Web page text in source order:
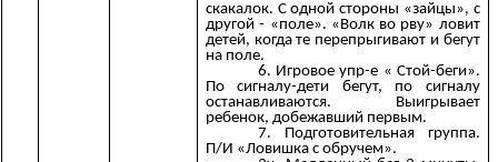
скакалок. С одной стороны «зайцы», с
другой - «поле». «Волк во рву» ловит
детей, когда те перепрыгивают и бегут
на поле.
6. Игровое упр-е « Стой-беги».
По сигналу-дети бегут, по сигналу
останавливаются. Выигрывает
ребенок, добежавший первым.
7. Подготовительная группа.
П/И «Ловишка с обручем».